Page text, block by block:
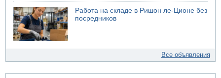
Работа на складе в Ришон ле-Ционе без
посредников
Все объявления